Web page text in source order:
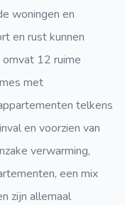
woningen en
en rust kunnen
12 ruime
met
telkens
en voorzien van
verwarming,
een mix
zijn allemaal